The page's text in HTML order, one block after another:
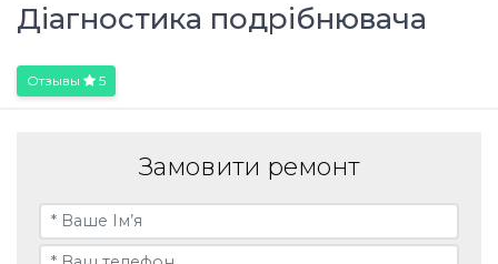
Діагностика подрібнювача
Отзывы 5
Замовити ремонт